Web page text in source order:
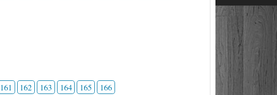
161 162 163 164 165 166